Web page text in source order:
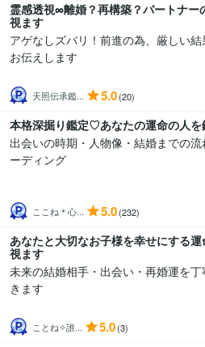
霊感透視∞離婚？再構築？パートナー
視ます
アゲなしズバリ！前進の為、厳しい
お伝えします
天照伝承鑑... 5.0(20)
本格深掘り鑑定♡あなたの運命の人を
出会いの時期・人物像・結婚までの流
ーディング
ここね＊心... 5.0(232)
あなたと大切なお子様を幸せにする
視ます
未来の結婚相手・出会い・再婚運を
きます
ことね✧誰... 5.0(3)